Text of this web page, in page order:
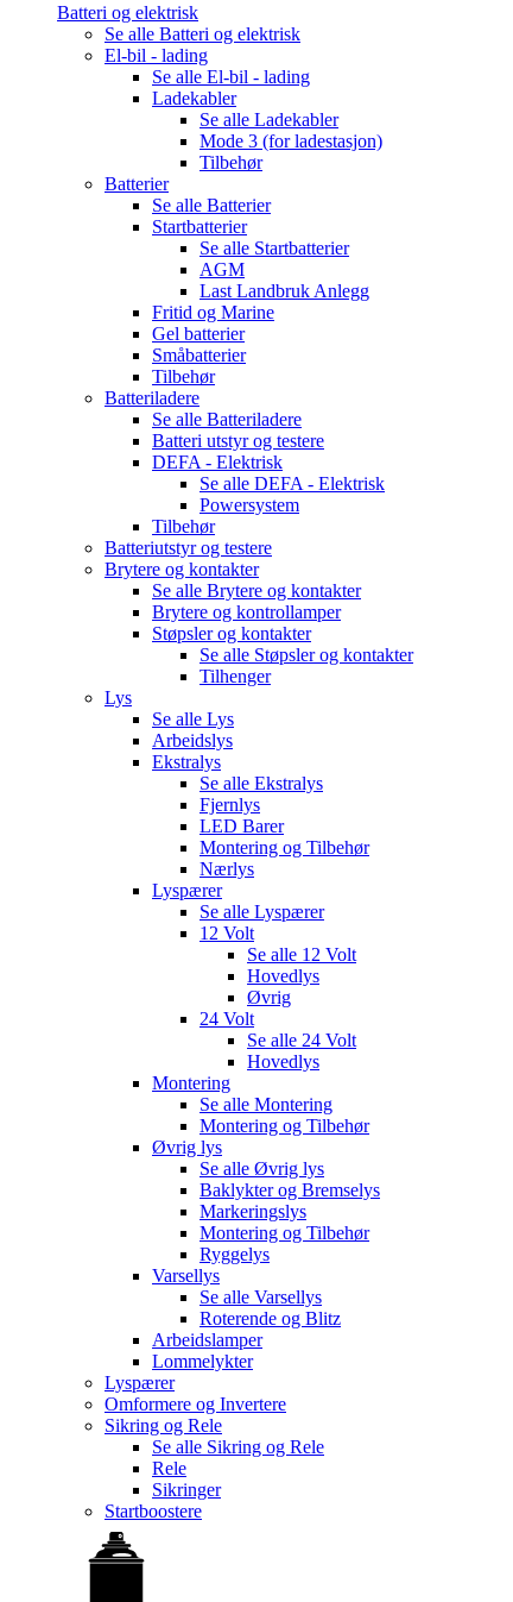
Batteri og elektrisk
Se alle Batteri og elektrisk
El-bil - lading
Se alle El-bil - lading
Ladekabler
Se alle Ladekabler
Mode 3 (for ladestasjon)
Tilbehør
Batterier
Se alle Batterier
Startbatterier
Se alle Startbatterier
AGM
Last Landbruk Anlegg
Fritid og Marine
Gel batterier
Småbatterier
Tilbehør
Batteriladere
Se alle Batteriladere
Batteri utstyr og testere
DEFA - Elektrisk
Se alle DEFA - Elektrisk
Powersystem
Tilbehør
Batteriutstyr og testere
Brytere og kontakter
Se alle Brytere og kontakter
Brytere og kontrollamper
Støpsler og kontakter
Se alle Støpsler og kontakter
Tilhenger
Lys
Se alle Lys
Arbeidslys
Ekstralys
Se alle Ekstralys
Fjernlys
LED Barer
Montering og Tilbehør
Nærlys
Lyspærer
Se alle Lyspærer
12 Volt
Se alle 12 Volt
Hovedlys
Øvrig
24 Volt
Se alle 24 Volt
Hovedlys
Montering
Se alle Montering
Montering og Tilbehør
Øvrig lys
Se alle Øvrig lys
Baklykter og Bremselys
Markeringslys
Montering og Tilbehør
Ryggelys
Varsellys
Se alle Varsellys
Roterende og Blitz
Arbeidslamper
Lommelykter
Lyspærer
Omformere og Invertere
Sikring og Rele
Se alle Sikring og Rele
Rele
Sikringer
Startboostere